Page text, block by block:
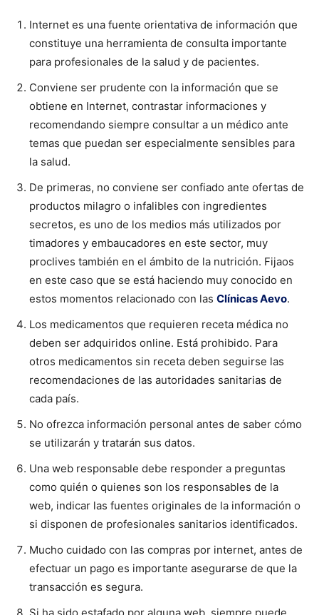
Internet es una fuente orientativa de información que
constituye una herramienta de consulta importante
para profesionales de la salud y de pacientes.
Conviene ser prudente con la información que se
obtiene en Internet, contrastar informaciones y
recomendando siempre consultar a un médico ante
temas que puedan ser especialmente sensibles para
la salud.
De primeras, no conviene ser confiado ante ofertas de
productos milagro o infalibles con ingredientes
secretos, es uno de los medios más utilizados por
timadores y embaucadores en este sector, muy
proclives también en el ámbito de la nutrición. Fijaos
en este caso que se está haciendo muy conocido en
estos momentos relacionado con las Clínicas Aevo.
Los medicamentos que requieren receta médica no
deben ser adquiridos online. Está prohibido. Para
otros medicamentos sin receta deben seguirse las
recomendaciones de las autoridades sanitarias de
cada país.
No ofrezca información personal antes de saber cómo
se utilizarán y tratarán sus datos.
Una web responsable debe responder a preguntas
como quién o quienes son los responsables de la
web, indicar las fuentes originales de la información o
si disponen de profesionales sanitarios identificados.
Mucho cuidado con las compras por internet, antes de
efectuar un pago es importante asegurarse de que la
transacción es segura.